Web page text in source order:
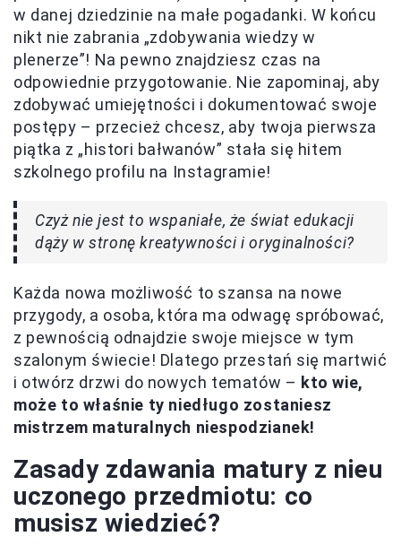
w danej dziedzinie na małe pogadanki. W końcu
nikt nie zabrania „zdobywania wiedzy w
plenerze”! Na pewno znajdziesz czas na
odpowiednie przygotowanie. Nie zapominaj, aby
zdobywać umiejętności i dokumentować swoje
postępy – przecież chcesz, aby twoja pierwsza
piątka z „histori bałwanów” stała się hitem
szkolnego profilu na Instagramie!
Czyż nie jest to wspaniałe, że świat edukacji
dąży w stronę kreatywności i oryginalności?
Każda nowa możliwość to szansa na nowe
przygody, a osoba, która ma odwagę spróbować,
z pewnością odnajdzie swoje miejsce w tym
szalonym świecie! Dlatego przestań się martwić
i otwórz drzwi do nowych tematów – kto wie,
może to właśnie ty niedługo zostaniesz
mistrzem maturalnych niespodzianek!
Zasady zdawania matury z nieu
uczonego przedmiotu: co
musisz wiedzieć?